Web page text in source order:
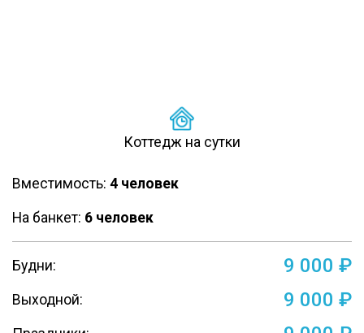
Коттедж на сутки
Вместимость: 4 человек
На банкет: 6 человек
Будни: 9 000 ₽
Выходной: 9 000 ₽